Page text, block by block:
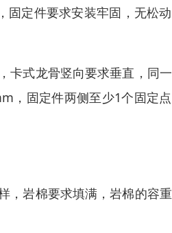
固定件要求安装牢固，无松
卡式龙骨竖向要求垂直，同
，固定件两侧至少1个固定
，岩棉要求填满，岩棉的容